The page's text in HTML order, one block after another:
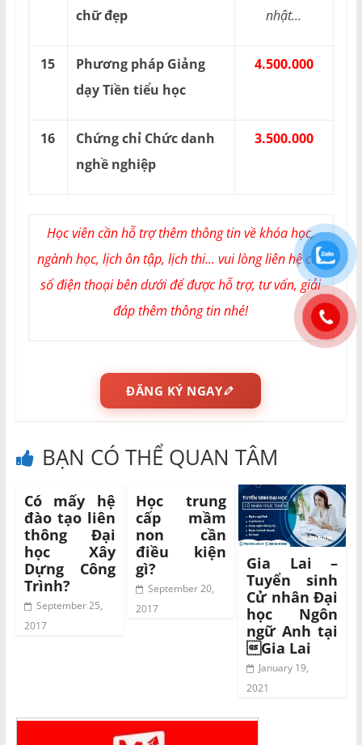
chữ đẹp
nhật...
15
Phương pháp Giảng
dạy Tiền tiểu học
4.500.000
16
Chứng chỉ Chức danh
nghề nghiệp
3.500.000
Học viên cần hỗ trợ thêm thông tin về khóa học,
ngành học, lịch ôn tập, lịch thi... vui lòng liên hệ các
số điện thoại bên dưới để được hỗ trợ, tư vấn, giải
đáp thêm thông tin nhé!
ĐĂNG KÝ NGAY
BẠN CÓ THỂ QUAN TÂM
Có mấy hệ
đào tạo liên
thông Đại
học Xây
Dựng Công
Trình?
September 25,
2017
Học trung
cấp mầm
non cần
điều kiện
gì?
September 20,
2017
Gia Lai –
Tuyển sinh
Cử nhân Đại
học Ngôn
ngữ Anh tại
Gia Lai
January 19,
2021